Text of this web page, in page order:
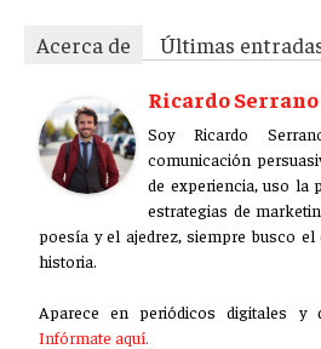
Acerca de
Últimas
Ricardo Serrano
Soy Ricardo
comunicación
de experiencia, uso la
estrategias de
poesía y el ajedrez, siempre busco el
historia.
Aparece en periódicos digitales y
Infórmate aquí.